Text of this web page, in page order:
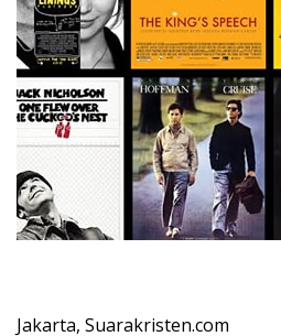
Jakarta, Suarakristen.com